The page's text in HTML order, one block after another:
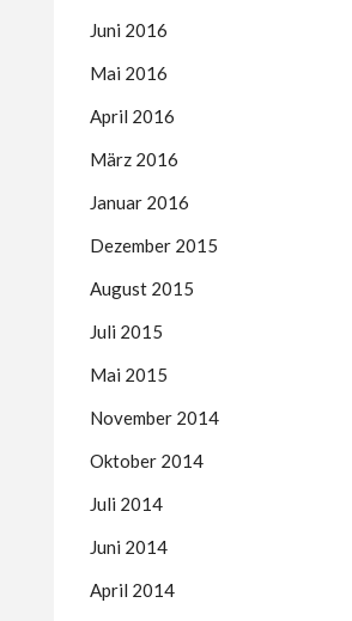
Juni 2016
Mai 2016
April 2016
März 2016
Januar 2016
Dezember 2015
August 2015
Juli 2015
Mai 2015
November 2014
Oktober 2014
Juli 2014
Juni 2014
April 2014